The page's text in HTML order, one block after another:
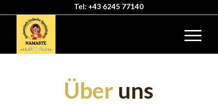
Tel: +43 6245 77140
Über uns